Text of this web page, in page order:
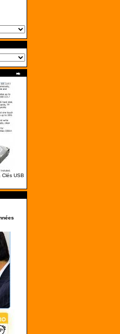
Clés USB